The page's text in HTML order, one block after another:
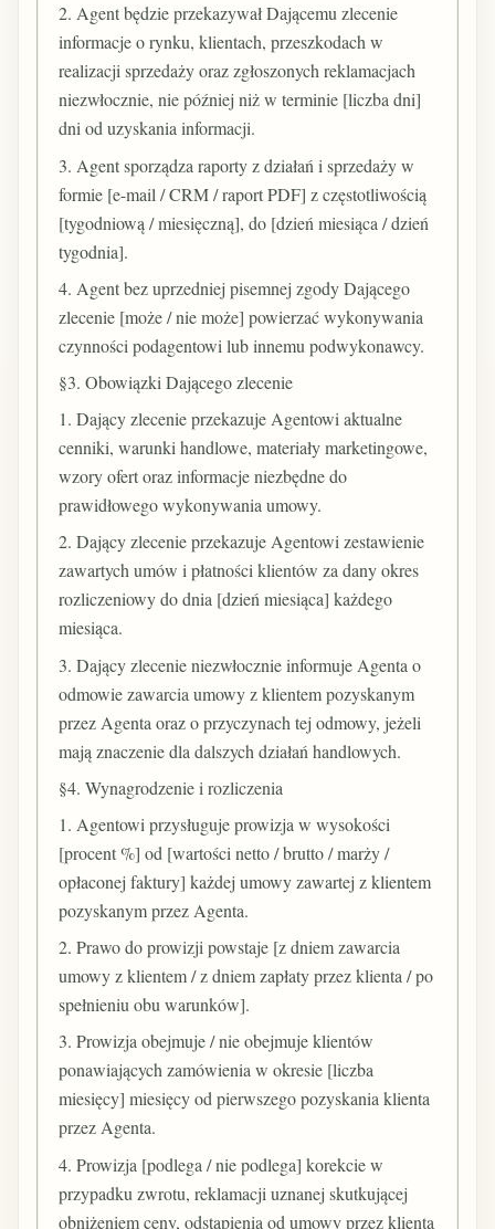
2. Agent będzie przekazywał Dającemu zlecenie
informacje o rynku, klientach, przeszkodach w
realizacji sprzedaży oraz zgłoszonych reklamacjach
niezwłocznie, nie później niż w terminie [liczba dni]
dni od uzyskania informacji.
3. Agent sporządza raporty z działań i sprzedaży w
formie [e-mail / CRM / raport PDF] z częstotliwością
[tygodniową / miesięczną], do [dzień miesiąca / dzień
tygodnia].
4. Agent bez uprzedniej pisemnej zgody Dającego
zlecenie [może / nie może] powierzać wykonywania
czynności podagentowi lub innemu podwykonawcy.
§3. Obowiązki Dającego zlecenie
1. Dający zlecenie przekazuje Agentowi aktualne
cenniki, warunki handlowe, materiały marketingowe,
wzory ofert oraz informacje niezbędne do
prawidłowego wykonywania umowy.
2. Dający zlecenie przekazuje Agentowi zestawienie
zawartych umów i płatności klientów za dany okres
rozliczeniowy do dnia [dzień miesiąca] każdego
miesiąca.
3. Dający zlecenie niezwłocznie informuje Agenta o
odmowie zawarcia umowy z klientem pozyskanym
przez Agenta oraz o przyczynach tej odmowy, jeżeli
mają znaczenie dla dalszych działań handlowych.
§4. Wynagrodzenie i rozliczenia
1. Agentowi przysługuje prowizja w wysokości
[procent %] od [wartości netto / brutto / marży /
opłaconej faktury] każdej umowy zawartej z klientem
pozyskanym przez Agenta.
2. Prawo do prowizji powstaje [z dniem zawarcia
umowy z klientem / z dniem zapłaty przez klienta / po
spełnieniu obu warunków].
3. Prowizja obejmuje / nie obejmuje klientów
ponawiających zamówienia w okresie [liczba
miesięcy] miesięcy od pierwszego pozyskania klienta
przez Agenta.
4. Prowizja [podlega / nie podlega] korekcie w
przypadku zwrotu, reklamacji uznanej skutkującej
obniżeniem ceny, odstąpienia od umowy przez klienta